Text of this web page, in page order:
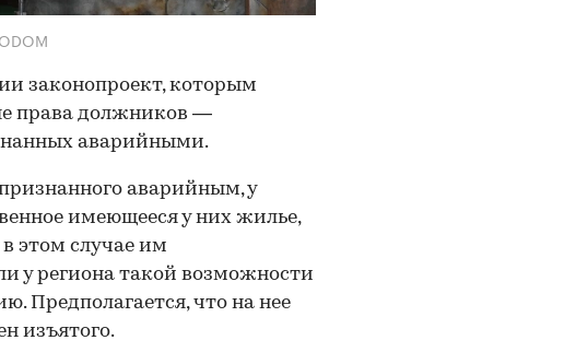
законопроект, которым
права должников —
аварийными.
аварийным, у
имеющееся у них жилье,
этом случае им
у региона такой возможности
Предполагается, что на нее
изъятого.